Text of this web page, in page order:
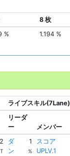
8 枚
% 1.194 %
ライブスキル(7Lane)
リーダ
ー
メンバー
2
T
ダ
ン
1
%
スコア
UPLV.1